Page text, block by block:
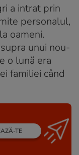
a intrat prin
personalul,
oameni.
unui nou-
o lună era
familiei când
TE